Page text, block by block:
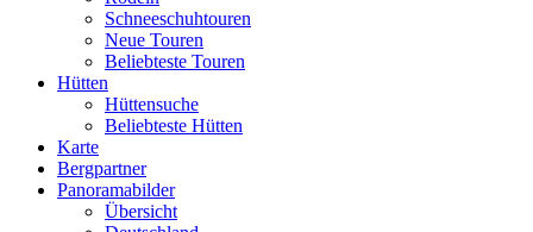
Schneeschuhtouren
Neue Touren
Beliebteste Touren
Hütten
Hüttensuche
Beliebteste Hütten
Karte
Bergpartner
Panoramabilder
Übersicht